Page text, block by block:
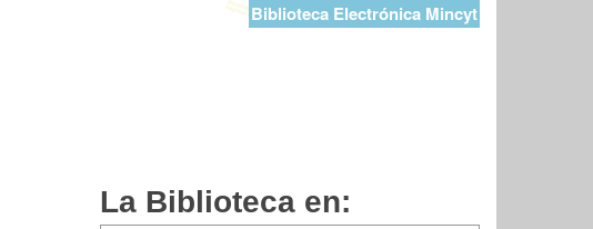
Biblioteca Electrónica Mincyt
La Biblioteca en: